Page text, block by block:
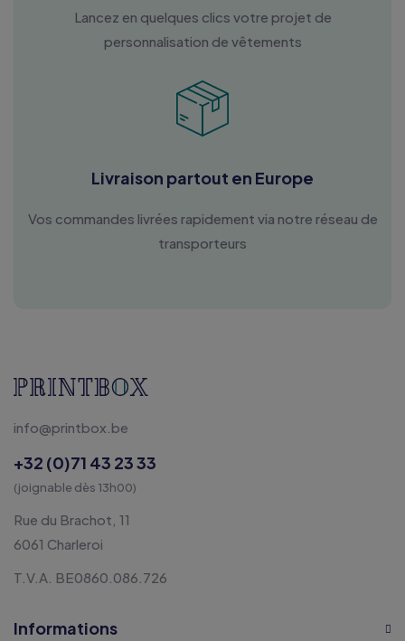
Lancez en quelques clics votre projet de
personnalisation de vêtements
Livraison partout en Europe
Vos commandes livrées rapidement via notre réseau de
transporteurs
info@printbox.be
+32 (0)71 43 23 33
(joignable dès 13h00)
Rue du Brachot, 11
6061 Charleroi
T.V.A. BE0860.086.726
Informations